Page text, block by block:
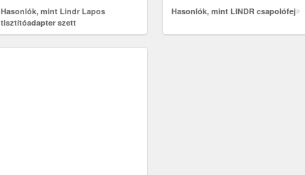
Hasonlók, mint Lindr Lapos
tisztítóadapter szett
Hasonlók, mint LINDR csapolófej